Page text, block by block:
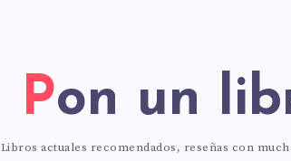
Pon un
Libros actuales recomendados, reseñas con